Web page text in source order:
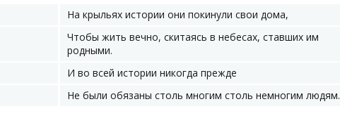
На крыльях истории они покинули свои дома,
Чтобы жить вечно, скитаясь в небесах, ставших им
родными.
И во всей истории никогда прежде
Не были обязаны столь многим столь немногим людям.